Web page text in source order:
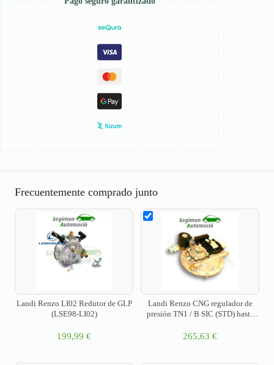
Frecuentemente comprado junto
Landi Renzo LI02 Redutor de GLP
(LSE98-LI02)
199,99 €
Landi Renzo CNG regulador de
presión TN1 / B SIC (STD) hasta
265,63 €